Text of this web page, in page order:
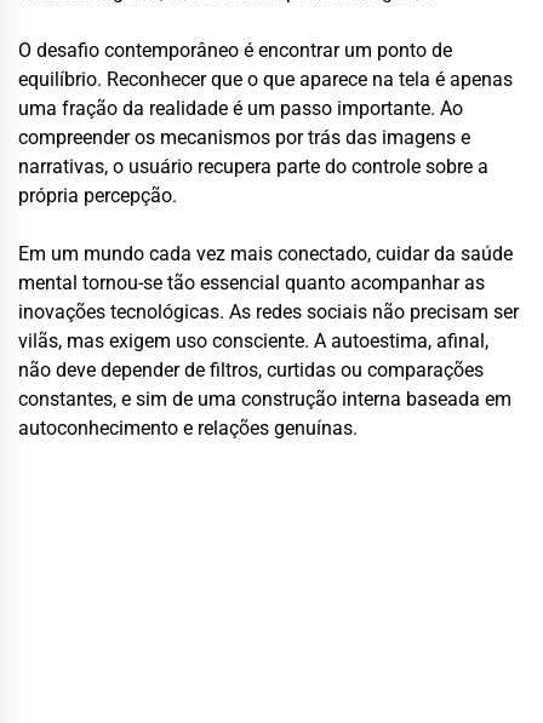
O desafio contemporâneo é encontrar um ponto de
equilíbrio. Reconhecer que o que aparece na tela é apenas
uma fração da realidade é um passo importante. Ao
compreender os mecanismos por trás das imagens e
narrativas, o usuário recupera parte do controle sobre a
própria percepção.
Em um mundo cada vez mais conectado, cuidar da saúde
mental tornou-se tão essencial quanto acompanhar as
inovações tecnológicas. As redes sociais não precisam ser
vilãs, mas exigem uso consciente. A autoestima, afinal,
não deve depender de filtros, curtidas ou comparações
constantes, e sim de uma construção interna baseada em
autoconhecimento e relações genuínas.